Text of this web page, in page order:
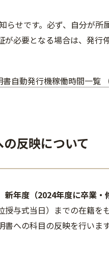
らせです。必ず、自分が
必要となる場合は、発行
自動発行機稼働時間一覧
反映について
年度（2024年度に卒業
与式当日）までの在籍を
への科目の反映を行います